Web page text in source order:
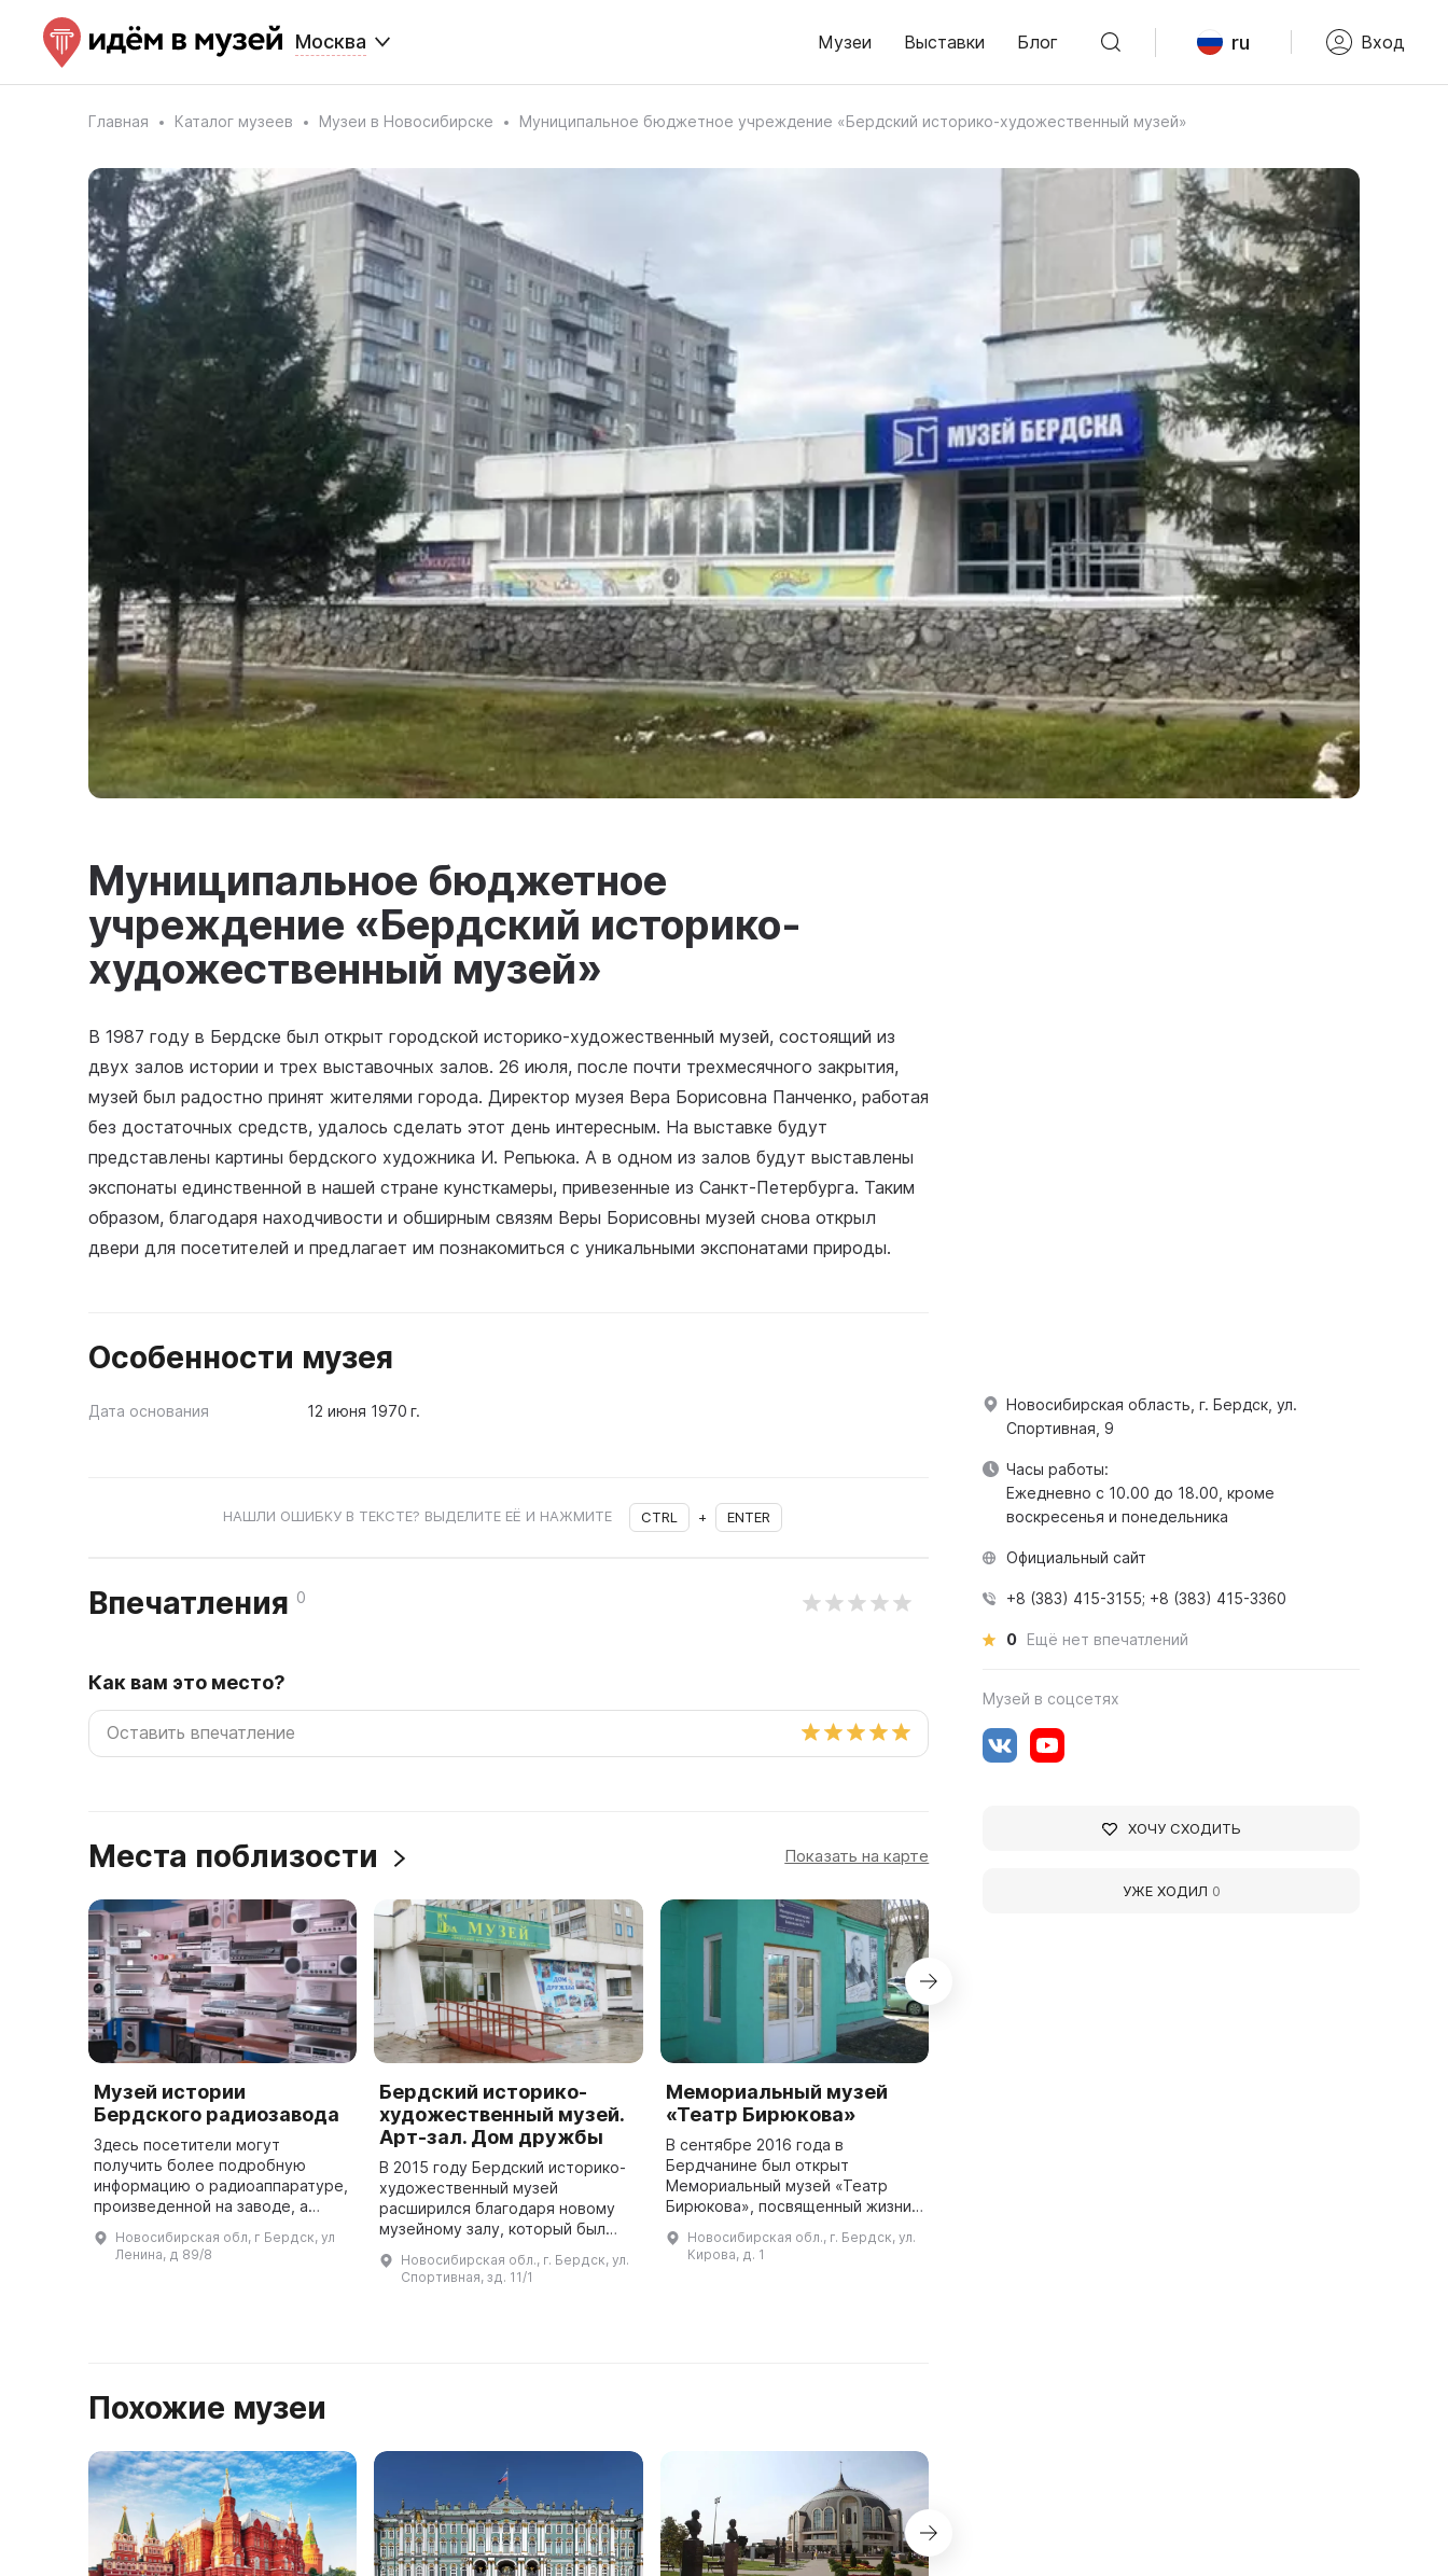
Москва Музеи Выставки Блог ru Вход
Главная Каталог музеев Музеи в Новосибирске Муниципальное бюджетное учреждение «Бердский историко-художественный музей»
Муниципальное бюджетное
учреждение «Бердский историко-
художественный музей»
В 1987 году в Бердске был открыт городской историко-художественный музей, состоящий из
двух залов истории и трех выставочных залов. 26 июля, после почти трехмесячного закрытия,
музей был радостно принят жителями города. Директор музея Вера Борисовна Панченко, работая
без достаточных средств, удалось сделать этот день интересным. На выставке будут
представлены картины бердского художника И. Репьюка. А в одном из залов будут выставлены
экспонаты единственной в нашей стране кунсткамеры, привезенные из Санкт-Петербурга. Таким
образом, благодаря находчивости и обширным связям Веры Борисовны музей снова открыл
двери для посетителей и предлагает им познакомиться с уникальными экспонатами природы.
Особенности музея
Дата основания 12 июня 1970 г.
НАШЛИ ОШИБКУ В ТЕКСТЕ? ВЫДЕЛИТЕ ЕЁ И НАЖМИТЕ CTRL + ENTER
Впечатления 0
Как вам это место?
Места поблизости Показать на карте
Музей истории
Бердского радиозавода
Здесь посетители могут
получить более подробную
информацию о радиоаппаратуре,
произведенной на заводе, а
и другие исторические
материалы. В Музее истории
Новосибирская обл, г Бердск, ул
Ленина, д 89/8
Бердский историко-
художественный музей.
Арт-зал. Дом дружбы
В 2015 году Бердский историко-
художественный музей
расширился благодаря новому
музейному залу, который был
несколько лет назад. Для его
ремонта была объявлена акция
Новосибирская обл., г. Бердск, ул.
Спортивная, зд. 11/1
Мемориальный музей
«Театр Бирюкова»
В сентябре 2016 года в
Бердчанине был открыт
Мемориальный музей «Театр
Бирюкова», посвященный жизни
РФ, Владлена Бирюкова. В зале
размещаются подлинные
Новосибирская обл., г. Бердск, ул.
Кирова, д. 1
Похожие музеи
Новосибирская область, г. Бердск, ул.
Спортивная, 9
Часы работы:
Ежедневно с 10.00 до 18.00, кроме
воскресенья и понедельника
Официальный сайт
+8 (383) 415-3155; +8 (383) 415-3360
0 Ещё нет впечатлений
Музей в соцсетях
ХОЧУ СХОДИТЬ
УЖЕ ХОДИЛ 0